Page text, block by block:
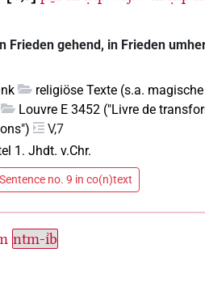
Frieden gehend, in Frieden
religiöse Texte (s.a.
Louvre E 3452 ("Livre de
V,7
1. Jhdt. v.Chr.
Sentence no. 9 in co(n)text
ntm-ı͗b